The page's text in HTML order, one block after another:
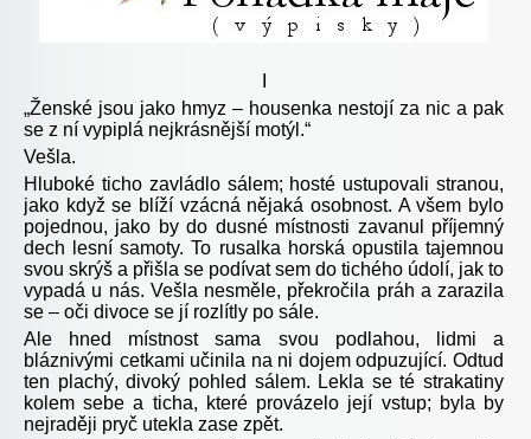
„Ženské jsou jako hmyz – housenka nestojí za nic a pak
se z ní vypiplá nejkrásnější motýl.“
Vešla.
Hluboké ticho zavládlo sálem; hosté ustupovali stranou,
jako když se blíží vzácná nějaká osobnost. A všem bylo
pojednou, jako by do dusné místnosti zavanul příjemný
dech lesní samoty. To rusalka horská opustila tajemnou
svou skrýš a přišla se podívat sem do tichého údolí, jak to
vypadá u nás. Vešla nesměle, překročila práh a zarazila
se – oči divoce se jí rozlítly po sále.
Ale hned místnost sama svou podlahou, lidmi a
bláznivými cetkami učinila na ni dojem odpuzující. Odtud
ten plachý, divoký pohled sálem. Lekla se té strakatiny
kolem sebe a ticha, které provázelo její vstup; byla by
nejraději pryč utekla zase zpět.